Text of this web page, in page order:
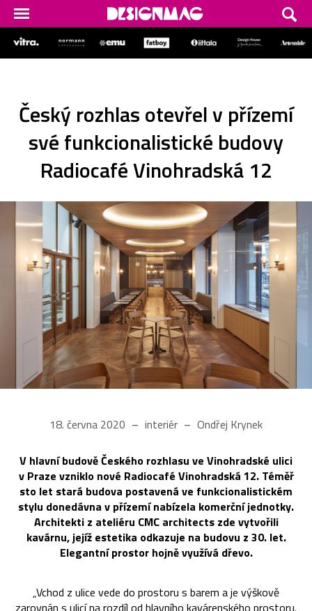
Český rozhlas otevřel v přízemí
své funkcionalistické budovy
Radiocafé Vinohradská 12
18. června 2020 interiér Ondřej Krynek
V hlavní budově Českého rozhlasu ve Vinohradské ulici
v Praze vzniklo nové Radiocafé Vinohradská 12. Téměř
sto let stará budova postavená ve funkcionalistickém
stylu donedávna v přízemí nabízela komerční jednotky.
Architekti z ateliéru CMC architects zde vytvořili
kavárnu, jejíž estetika odkazuje na budovu z 30. let.
Elegantní prostor hojně využívá dřevo.
„Vchod z ulice vede do prostoru s barem a je výškově
zarovnán s ulicí na rozdíl od hlavního kavárenského prostoru.